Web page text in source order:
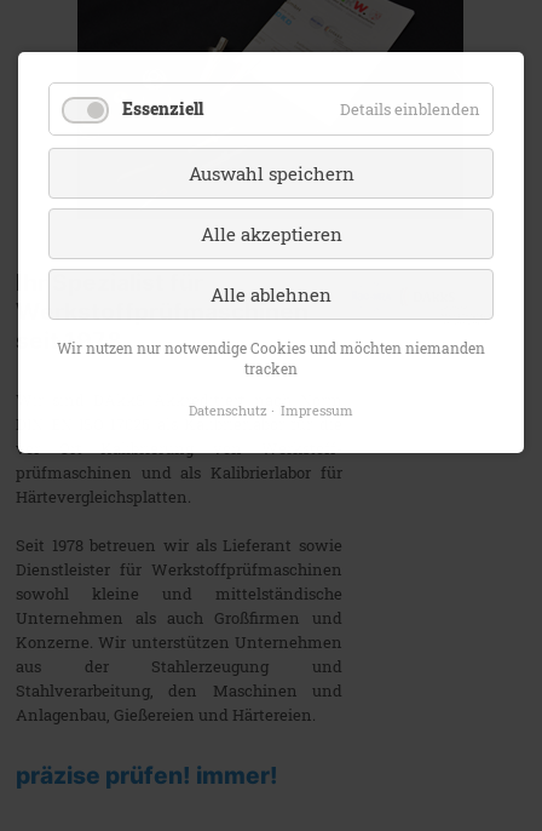
Ihr Spezialist für
Werkstoffprüfmaschinen
seit 1978
Wir sind DAkkS Akkreditiert nach Norm
DIN EN ISO 17025 als Kalibrierlabor für die
vor Ort Kalibrierung von Werkstoff-
prüfmaschinen und als Kalibrierlabor für
Härtevergleichsplatten.
Seit 1978 betreuen wir als Lieferant sowie
Dienstleister für Werkstoffprüfmaschinen
sowohl kleine und mittelständische
Unternehmen als auch Großfirmen und
Konzerne. Wir unterstützen Unternehmen
aus der Stahlerzeugung und
Stahlverarbeitung, den Maschinen und
Anlagenbau, Gießereien und Härtereien.
präzise prüfen! immer!
Essenziell Details einblenden
Auswahl speichern
Alle akzeptieren
Alle ablehnen
Wir nutzen nur notwendige Cookies und möchten niemanden
tracken
Datenschutz Impressum